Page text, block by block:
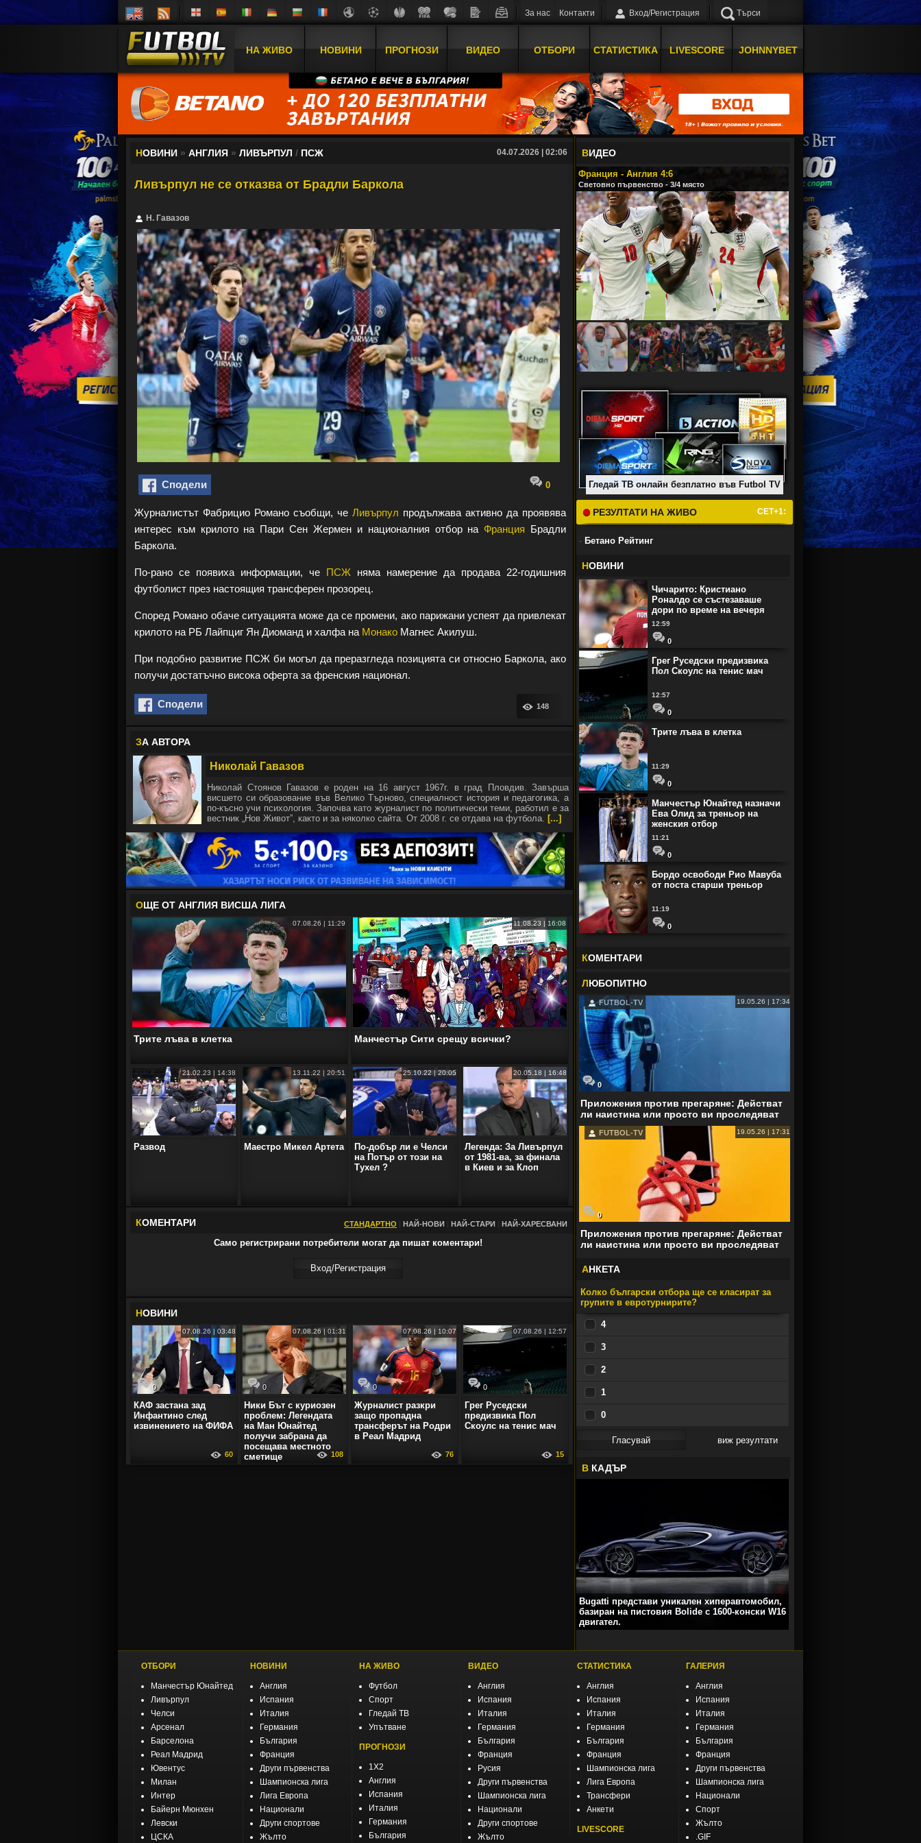
За нас Контакти Вход/Регистрация Търси
НА ЖИВО НОВИНИ ПРОГНОЗИ ВИДЕО ОТБОРИ СТАТИСТИКА LIVESCORE JOHNNYBET
НОВИНИ » АНГЛИЯ » ЛИВЪРПУЛ / ПСЖ 04.07.2026 | 02:06
Ливърпул не се отказва от Брадли Баркола
Н. Гавазов
Сподели 0
Журналистът Фабрицио Романо съобщи, че Ливърпул продължава активно да проявява
интерес към крилото на Пари Сен Жермен и националния отбор на Франция Брадли
Баркола.
По-рано се появиха информации, че ПСЖ няма намерение да продава 22-годишния
футболист през настоящия трансферен прозорец.
Според Романо обаче ситуацията може да се промени, ако парижани успеят да привлекат
крилото на РБ Лайпциг Ян Диоманд и халфа на Монако Магнес Акилуш.
При подобно развитие ПСЖ би могъл да преразгледа позицията си относно Баркола, ако
получи достатъчно висока оферта за френския национал.
Сподели 148
ЗА АВТОРА
Николай Гавазов
Николай Стоянов Гавазов е роден на 16 август 1967г. в град Пловдив. Завърша
висшето си образование във Велико Търново, специалност история и педагогика, а
по-късно учи психология. Започва като журналист по политически теми, работил е за
вестник „Нов Живот”, както и за няколко сайта. От 2008 г. се отдава на футбола. [...]
ОЩЕ ОТ АНГЛИЯ ВИСША ЛИГА
07.08.26 | 11:29
Трите лъва в клетка
11.08.23 | 16:08
Манчестър Сити срещу всички?
21.02.23 | 14:38
Развод
13.11.22 | 20:51
Маестро Микел Артета
25.10.22 | 20:05
По-добър ли е Челси
на Потър от този на
Тухел ?
20.05.18 | 16:48
Легенда: За Ливърпул
от 1981-ва, за финала
в Киев и за Клоп
КОМЕНТАРИ СТАНДАРТНО НАЙ-НОВИ НАЙ-СТАРИ НАЙ-ХАРЕСВАНИ
Само регистрирани потребители могат да пишат коментари!
Вход/Регистрaция
НОВИНИ
0
07.08.26 | 03:48
КАФ застана зад
Инфантино след
извинението на ФИФА
60
0
07.08.26 | 01:31
Ники Бът с куриозен
проблем: Легендата
на Ман Юнайтед
получи забрана да
посещава местното
сметище
108
0
07.08.26 | 10:07
Журналист разкри
защо пропадна
трансферът на Родри
в Реал Мадрид
76
0
07.08.26 | 12:57
Грег Руседски
предизвика Пол
Скоулс на тенис мач
15
ВИДЕО
Франция - Англия 4:6
Световно първенство - 3/4 място
Гледай ТВ онлайн безплатно във Futbol TV
РЕЗУЛТАТИ НА ЖИВО СЕТ+1:
- Бетано Рейтинг
НОВИНИ
Чичарито: Кристиано
Роналдо се състезаваше
дори по време на вечеря
12:59
0
Грег Руседски предизвика
Пол Скоулс на тенис мач
12:57
0
Трите лъва в клетка
11:29
0
Манчестър Юнайтед назначи
Ева Олид за треньор на
женския отбор
11:21
0
Бордо освободи Рио Мавуба
от поста старши треньор
11:19
0
КОМЕНТАРИ
ЛЮБОПИТНО
FUTBOL-TV 19.05.26 | 17:34
0
Приложения против прегаряне: Действат
ли наистина или просто ви проследяват
FUTBOL-TV 19.05.26 | 17:31
0
Приложения против прегаряне: Действат
ли наистина или просто ви проследяват
АНКЕТА
Колко български отбора ще се класират за
групите в евротурнирите?
4
3
2
1
0
виж резултати
В КАДЪР
Bugatti представи уникален хиперавтомобил,
базиран на пистовия Bolide с 1600-конски W16
двигател.
ОТБОРИ
Манчестър Юнайтед
Ливърпул
Челси
Арсенал
Барселона
Реал Мадрид
Ювентус
Милан
Интер
Байерн Мюнхен
Левски
ЦСКА
НОВИНИ
Англия
Испания
Италия
Германия
България
Франция
Други първенства
Шампионска лига
Лига Европа
Национали
Други спортове
Жълто
НА ЖИВО
Футбол
Спорт
Гледай ТВ
Упътване
ПРОГНОЗИ
1X2
Англия
Испания
Италия
Германия
България
ВИДЕО
Англия
Испания
Италия
Германия
България
Франция
Русия
Други първенства
Шампионска лига
Национали
Други спортове
Жълто
СТАТИСТИКА
Англия
Испания
Италия
Германия
България
Франция
Шампионска лига
Лига Европа
Трансфери
Анкети
LIVESCORE
ГАЛЕРИЯ
Англия
Испания
Италия
Германия
България
Франция
Други първенства
Шампионска лига
Национали
Спорт
Жълто
.GIF